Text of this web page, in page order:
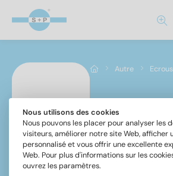
Autre
Article 1022
Filtre
Nous utilisons des cookies
Nous pouvons les placer pour analyser les
visiteurs, améliorer notre site Web, afficher
personnalisé et vous offrir une excellente
Web. Pour plus d'informations sur les
ouvrez les paramètres.